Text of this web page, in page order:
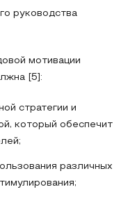
руководства
мотивации
[5]:
стратегии и
который обеспечит
различных